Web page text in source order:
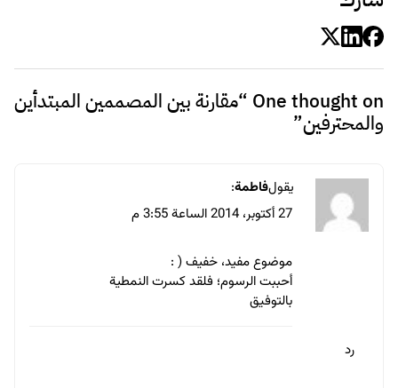
One thought on “ مقارنة بين المصممين المبتدأين
والمحترفين”
يقولفاطمة:
27 أكتوبر، 2014 الساعة 3:55 م
موضوع مفيد، خفيف ( :
أحببت الرسوم؛ فلقد كسرت النمطية
بالتوفيق
رد